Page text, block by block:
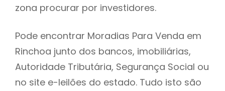
zona procurar por investidores.
Pode encontrar Moradias Para Venda em
Rinchoa junto dos bancos, imobiliárias,
Autoridade Tributária, Segurança Social ou
no site e-leilões do estado. Tudo isto são